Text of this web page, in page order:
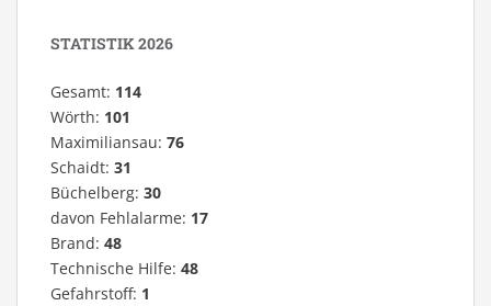
STATISTIK 2026
Gesamt: 114
Wörth: 101
Maximiliansau: 76
Schaidt: 31
Büchelberg: 30
davon Fehlalarme: 17
Brand: 48
Technische Hilfe: 48
Gefahrstoff: 1